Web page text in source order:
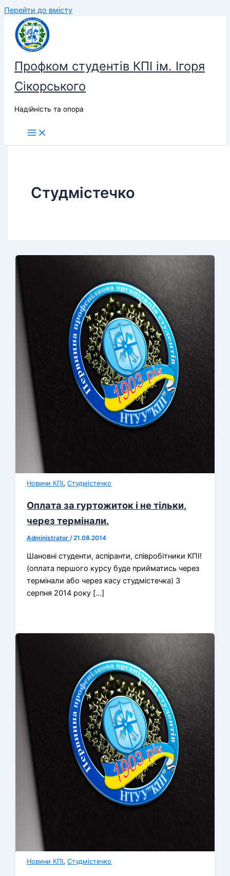
Перейти до вмісту
Профком студентів КПІ ім. Ігоря
Сікорського
Надійність та опора
Студмістечко
Новини КПІ,Студмістечко
Оплата за гуртожиток і не тільки,
через термінали.
Administrator /21.08.2014
Шановні студенти, аспіранти, співробітники КПІ!
(оплата першого курсу буде прийматись через
термінали або через касу студмістечка) З
серпня 2014 року […]
Новини КПІ,Студмістечко